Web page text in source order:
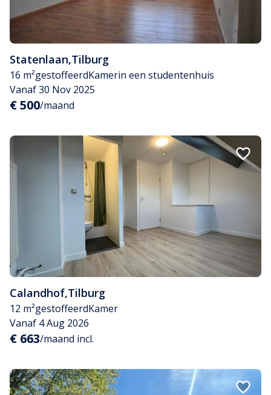
Statenlaan,Tilburg
16 m²gestoffeerdKamerin een studentenhuis
Vanaf 30 Nov 2025
€ 500/maand
Calandhof,Tilburg
12 m²gestoffeerdKamer
Vanaf 4 Aug 2026
€ 663/maand incl.